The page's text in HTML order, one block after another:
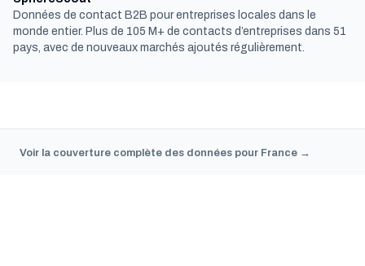
Données de contact B2B pour entreprises locales dans le
monde entier. Plus de 105 M+ de contacts d’entreprises dans 51
pays, avec de nouveaux marchés ajoutés régulièrement.
Voir la couverture complète des données pour France →